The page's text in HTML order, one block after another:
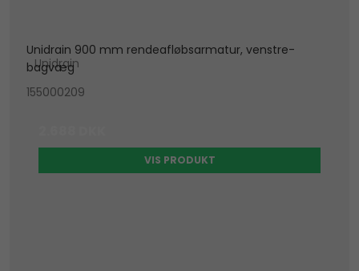
Unidrain 900 mm rendeafløbsarmatur, venstre-
bagvæg
Unidrain
155000209
VIS PRODUKT